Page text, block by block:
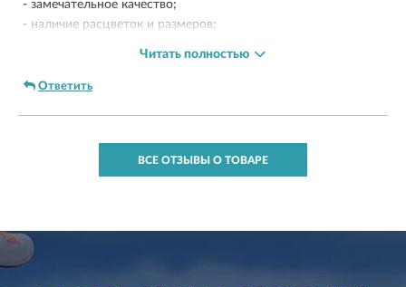
- замечательное качество;
- наличие расцветок и размеров;
- не скачивается;
- приятное к тело, мягкое;
Читать полностью
Ответить
ВСЕ ОТЗЫВЫ О ТОВАРЕ